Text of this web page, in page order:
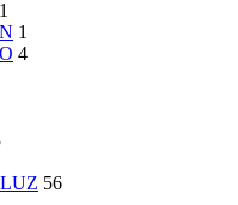
1
1
4
56